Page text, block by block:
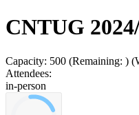
CNTUG
Capacity: 500 (Remaining: )
Attendees:
in-person